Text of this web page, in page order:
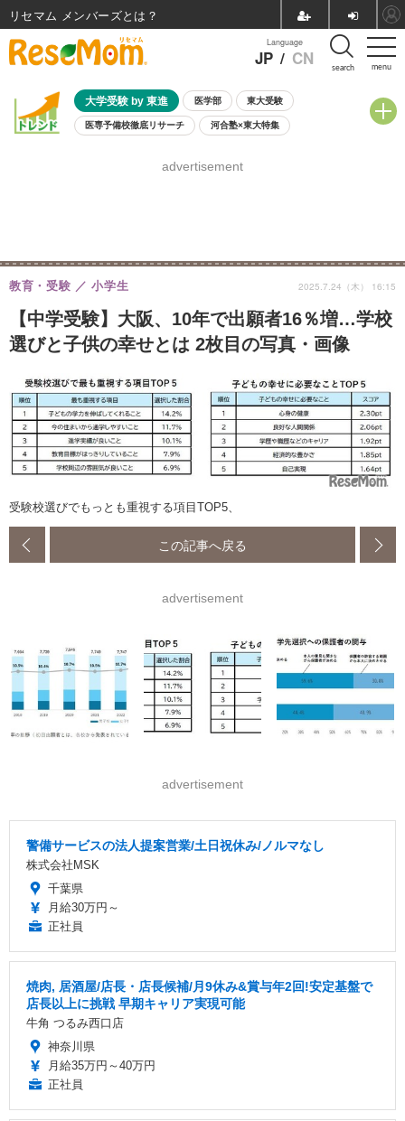
menu
Language
JP / CN search
大学受験 by 東進 医学部 東大受験
医専予備校徹底リサーチ 河合塾×東大特集
8月開催学校説明会・相談会
advertisement
【中学受験】大阪、10年で出願者16％増…学校
選びと子供の幸せとは 2枚目の写真・画像
教育・受験 小学生 2025.7.24（木） 16:15
受験校選びでもっとも重視する項目TOP5、
この記事へ戻る
advertisement
advertisement
警備サービスの法人提案営業/土日祝休み/ノルマなし
株式会社MSK
千葉県
月給30万円～
正社員
焼肉, 居酒屋/店長・店長候補/月9休み&賞与年2回!安定基盤で
店長以上に挑戦 早期キャリア実現可能
牛角 つるみ西口店
神奈川県
月給35万円～40万円
正社員
リセマム メンバーズ